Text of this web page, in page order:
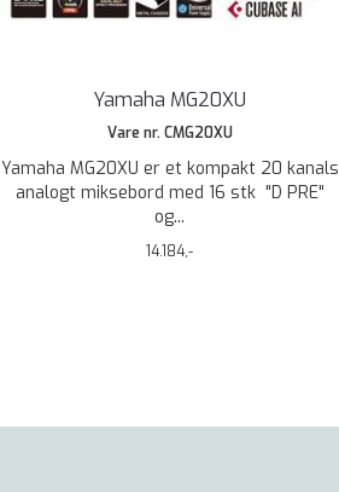
Yamaha MG20XU
Vare nr. CMG20XU
Yamaha MG20XU er et kompakt 20 kanals
analogt miksebord med 16 stk "D PRE"
og...
14.184,-